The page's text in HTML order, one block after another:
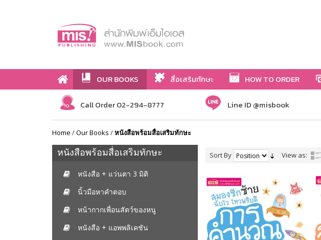
OUR BOOKS สื่อเสริมทักษะ HOW TO ORDER
Call Order 02-294-8777 Line ID @misbook
Home /Our Books /หนังสือพร้อมสื่อเสริมทักษะ
หนังสือพร้อมสื่อเสริมทักษะ
หนังสือ + แว่นตา 3 มิติ
นิ้วมือหาคำตอบ
หน้ากากเพื่อนสัตว์ของหนู
หนังสือ + แอพพลิเคชัน
Sort By View as: